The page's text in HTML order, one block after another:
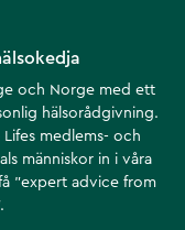
och Norge med ett
hälsorådgivning.
medlems- och
människor in i våra
”expert advice from